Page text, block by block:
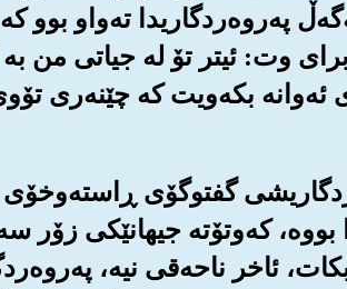
په‌روه‌ردگاریدا ته‌واو بوو که
وت: ئیتر تۆ له جیاتی من به
بکه‌ویت که چێنه‌ری
گفتوگۆی ڕاسته‌وخۆی
که‌وتۆته جیهانێکی زۆر
ئاخر ناحه‌قی نیه‌،